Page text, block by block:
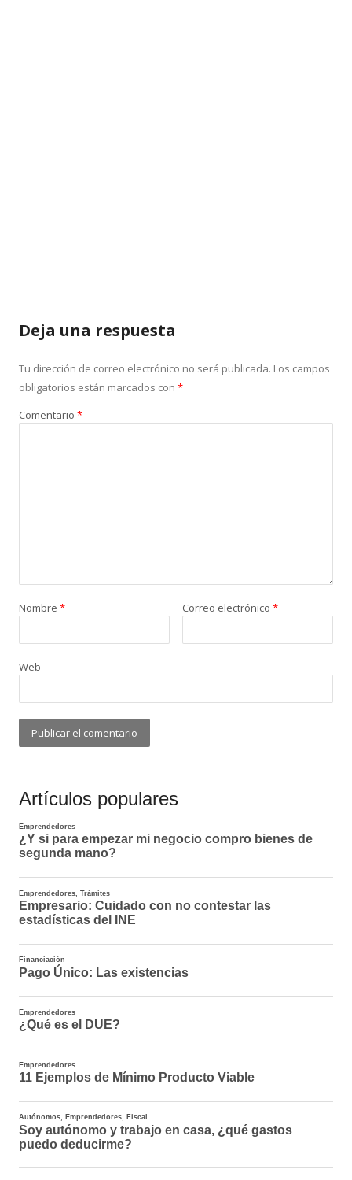
Deja una respuesta
Tu dirección de correo electrónico no será publicada. Los campos
obligatorios están marcados con *
Comentario *
Nombre * Correo electrónico *
Web
Artículos populares